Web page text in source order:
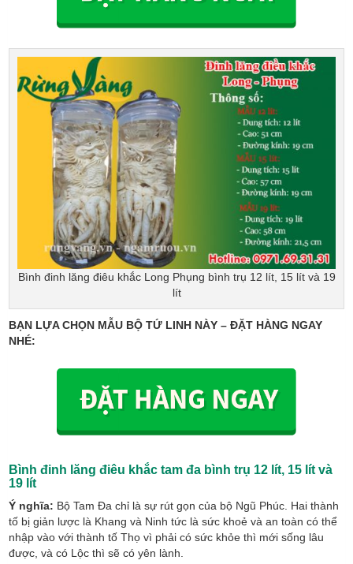
Bình đinh lăng điêu khắc Long Phụng bình trụ 12 lít, 15 lít và 19
lít
BẠN LỰA CHỌN MẪU BỘ TỨ LINH NÀY – ĐẶT HÀNG NGAY
NHÉ:
Bình đinh lăng điêu khắc tam đa bình trụ 12 lít, 15 lít và
19 lít
Ý nghĩa: Bộ Tam Đa chỉ là sự rút gọn của bộ Ngũ Phúc. Hai thành
tố bị giản lược là Khang và Ninh tức là sức khoẻ và an toàn có thể
nhập vào với thành tố Thọ vì phải có sức khỏe thì mới sống lâu
được, và có Lộc thì sẽ có yên lành.